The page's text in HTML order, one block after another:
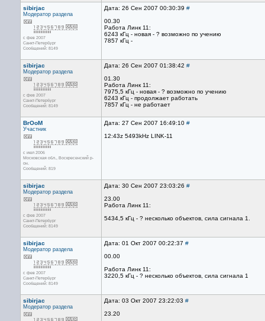
sibirjac
Модератор раздела
с фев 2007
Санкт-Петербург
Сообщений: 8149
Дата: 26 Сен 2007 00:30:39 #
00.30
Работа Линк 11:
6243 кГц - новая - ? возможно по учению
7857 кГц -
sibirjac
Модератор раздела
с фев 2007
Санкт-Петербург
Сообщений: 8149
Дата: 26 Сен 2007 01:38:42 #
01.30
Работа Линк 11:
7975,5 кГц - новая - ? возможно по учению
6243 кГц - продолжает работать
7857 кГц - не работает
BrOoM
Участник
с июл 2006
Московская обл., Воскресенский р-
он.
Сообщений: 819
Дата: 27 Сен 2007 16:49:10 #
12:43z 5493kHz LINK-11
sibirjac
Модератор раздела
с фев 2007
Санкт-Петербург
Сообщений: 8149
Дата: 30 Сен 2007 23:03:26 #
23.00
Работа Линк 11:
5434,5 кГц - ? несколько объектов, сила сигнала 1.
sibirjac
Модератор раздела
с фев 2007
Санкт-Петербург
Сообщений: 8149
Дата: 01 Окт 2007 00:22:37 #
00.00
Работа Линк 11:
3220,5 кГц - ? несколько объектов, сила сигнала 1
sibirjac
Модератор раздела
Дата: 03 Окт 2007 23:22:03 #
23.20